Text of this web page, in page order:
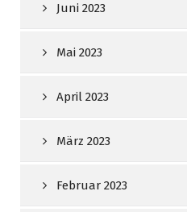
Juni 2023
Mai 2023
April 2023
März 2023
Februar 2023